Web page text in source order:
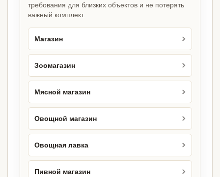
требования для близких объектов и не потерять
важный комплект.
Магазин
Зоомагазин
Мясной магазин
Овощной магазин
Овощная лавка
Пивной магазин